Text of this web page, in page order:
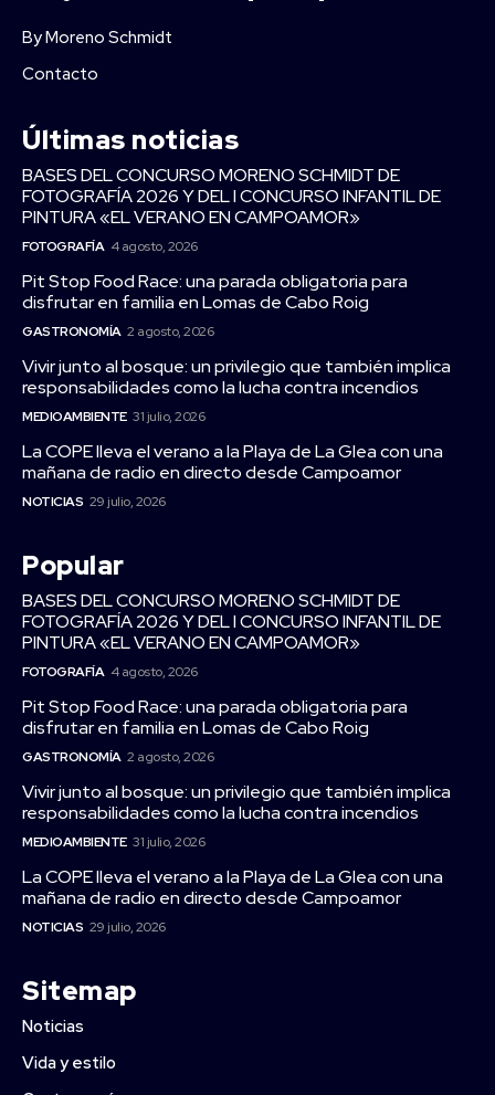
By Moreno Schmidt
Contacto
Últimas noticias
BASES DEL CONCURSO MORENO SCHMIDT DE
FOTOGRAFÍA 2026 Y DEL I CONCURSO INFANTIL DE
PINTURA «EL VERANO EN CAMPOAMOR»
FOTOGRAFÍA 4 agosto, 2026
Pit Stop Food Race: una parada obligatoria para
disfrutar en familia en Lomas de Cabo Roig
GASTRONOMÍA 2 agosto, 2026
Vivir junto al bosque: un privilegio que también implica
responsabilidades como la lucha contra incendios
MEDIOAMBIENTE 31 julio, 2026
La COPE lleva el verano a la Playa de La Glea con una
mañana de radio en directo desde Campoamor
NOTICIAS 29 julio, 2026
Popular
BASES DEL CONCURSO MORENO SCHMIDT DE
FOTOGRAFÍA 2026 Y DEL I CONCURSO INFANTIL DE
PINTURA «EL VERANO EN CAMPOAMOR»
FOTOGRAFÍA 4 agosto, 2026
Pit Stop Food Race: una parada obligatoria para
disfrutar en familia en Lomas de Cabo Roig
GASTRONOMÍA 2 agosto, 2026
Vivir junto al bosque: un privilegio que también implica
responsabilidades como la lucha contra incendios
MEDIOAMBIENTE 31 julio, 2026
La COPE lleva el verano a la Playa de La Glea con una
mañana de radio en directo desde Campoamor
NOTICIAS 29 julio, 2026
Sitemap
Noticias
Vida y estilo